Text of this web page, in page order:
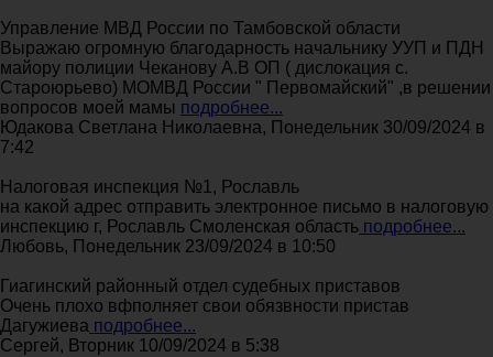
Управление МВД России по Тамбовской области
Выражаю огромную благодарность начальнику УУП и ПДН
майору полиции Чеканову А.В ОП ( дислокация с.
Староюрьево) МОМВД России " Первомайский" ,в решении
вопросов моей мамы подробнее...
Юдакова Светлана Николаевна, Понедельник 30/09/2024 в
7:42
Налоговая инспекция №1, Рославль
на какой адрес отправить электронное письмо в налоговую
инспекцию г, Рославль Смоленская область подробнее...
Любовь, Понедельник 23/09/2024 в 10:50
Гиагинский районный отдел судебных приставов
Очень плохо вфполняет свои обязвности пристав
Дагужиева подробнее...
Сергей, Вторник 10/09/2024 в 5:38